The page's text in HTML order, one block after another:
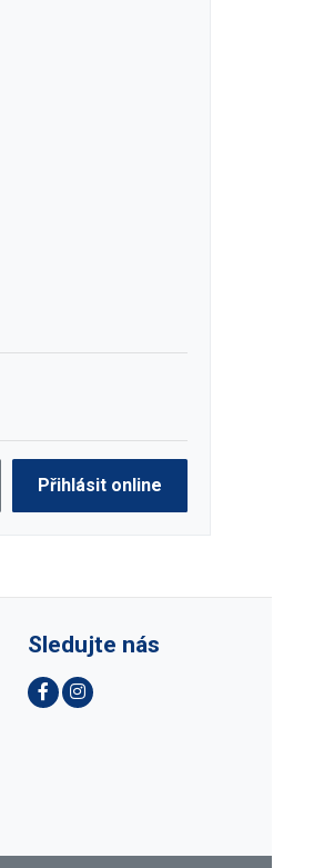
Přihlásit online
Sledujte nás